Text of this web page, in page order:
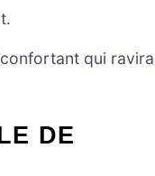
qui ravira
DE